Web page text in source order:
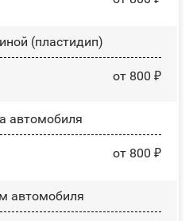
(пластидип)
от 800 ₽
автомобиля
от 800 ₽
автомобиля